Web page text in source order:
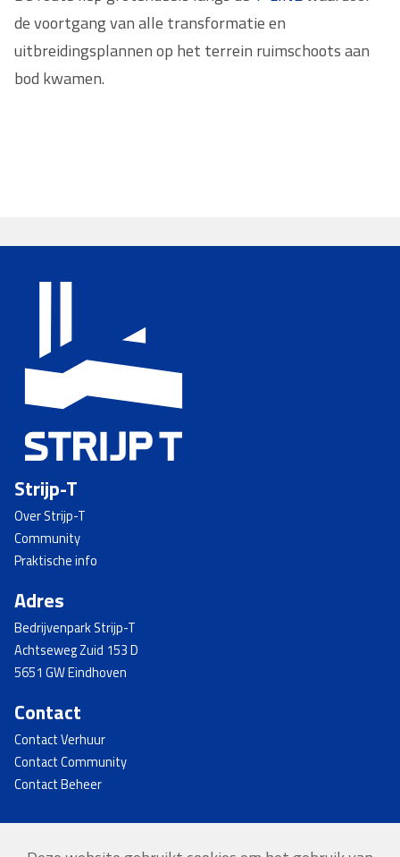
de voortgang van alle transformatie en
uitbreidingsplannen op het terrein ruimschoots aan
bod kwamen.
Strijp-T
Over Strijp-T
Community
Praktische info
Adres
Bedrijvenpark Strijp-T
Achtseweg Zuid 153 D
5651 GW Eindhoven
Contact
Contact Verhuur
Contact Community
Contact Beheer